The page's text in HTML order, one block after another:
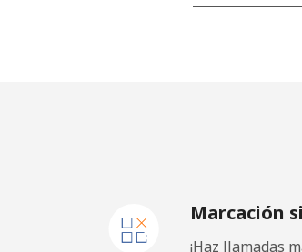
Marcación
¡Haz llamadas